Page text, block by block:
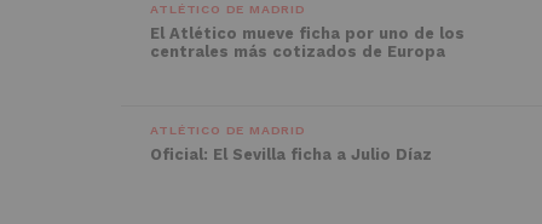
ATLÉTICO DE MADRID
El Atlético mueve ficha por uno de los
centrales más cotizados de Europa
ATLÉTICO DE MADRID
Oficial: El Sevilla ficha a Julio Díaz